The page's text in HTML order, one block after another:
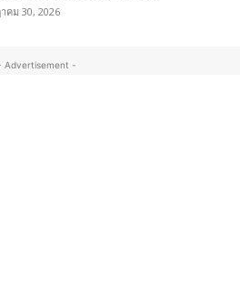
คม 30, 2026
Advertisement -